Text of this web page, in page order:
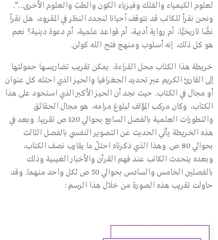
لعلوم الكيمياء والفلك وفيزياء الكون والطبّ والعلوم الأخرى…”.
ونحن نقرأ للكاتب قد نتوقف أحيانا لنجدد النظر في المقروء، هل نقرأ
نصًّا تاريخيًّا، أم رواية أدبية، أم قواعد علمية، أم دعوة دينية؟ نعم
هو كل ذلك، إنه أسلوب ومنهج فتح الله كولن.
خريطة هذا الكتاب محل القراءة، يمكن تقريب تضاريسها حمولتها
إلى القارئ الكريم عبر تحديد الجغرافيا والحيز الذي احتله كل عنوان
أو مجال في الكتاب. حيث نجد أن الحيز الأكبر الذي استحود على هذا
الكتاب، وكان مركب المؤلف لبلوغ مرامه، هو مجال الحقائق
والتطورات العلمية بالفصل السابع بحوالي 120 ص تقريبا. وبعد في
هذه الخريطة يأتي الحديث عن التصوير النفسي بالفصل الثالث
بحوالي 80 ص. وهذا الذي ذكرناه احتلّ ما يقارب نصف الكتاب،
وبعده يتحدث الكاتب عند فهم القرآن والأخبار الغيبية وذلك
بالفصلين الخامس والسادس بحوالي 50 ص لكل واحد منهما. وقد
حاولت تقريب هذه الصورة من خلال هذا الرسم :